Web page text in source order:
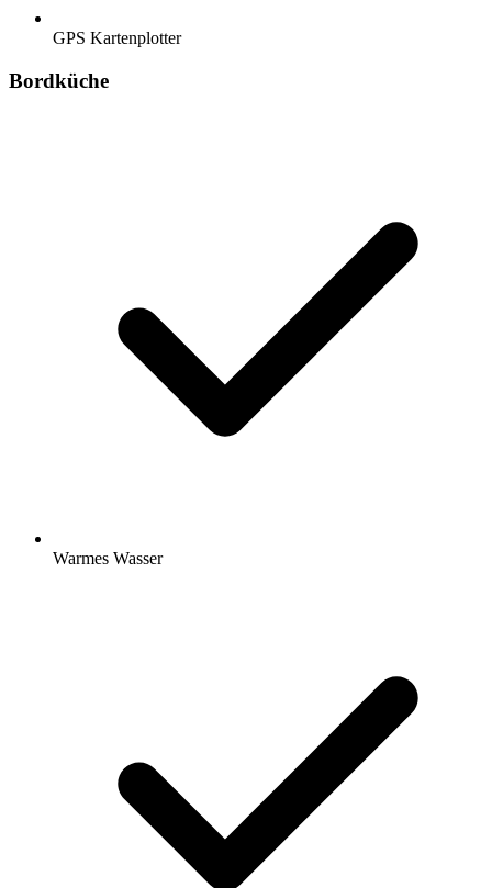
GPS Kartenplotter
Bordküche
Warmes Wasser